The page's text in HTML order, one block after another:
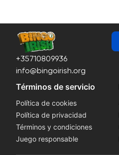
+35710809936
info@bingoirish.org
Términos de servicio
Política de cookies
Política de privacidad
Términos y condiciones
Juego responsable